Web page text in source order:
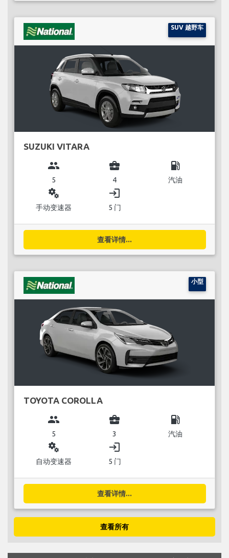
SUV 越野车
SUZUKI VITARA
group
5
business_center
4
local_gas_station
汽油
miscellaneous_services
手动变速器
login
5 门
查看详情...
小型
TOYOTA COROLLA
group
5
business_center
3
local_gas_station
汽油
miscellaneous_services
自动变速器
login
5 门
查看详情...
查看所有